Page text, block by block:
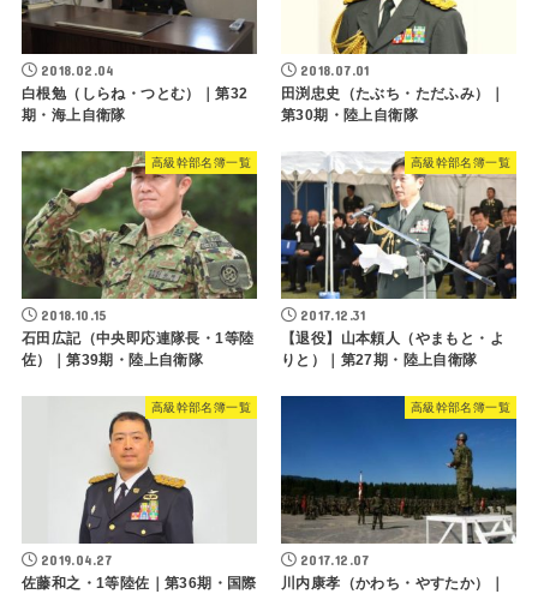
2018.02.04
白根勉（しらね・つとむ）｜第32
期・海上自衛隊
2018.07.01
田渕忠史（たぶち・ただふみ）｜
第30期・陸上自衛隊
高級幹部名簿一覧
2018.10.15
石田広記（中央即応連隊長・1等陸
佐）｜第39期・陸上自衛隊
高級幹部名簿一覧
2017.12.31
【退役】山本頼人（やまもと・よ
りと）｜第27期・陸上自衛隊
高級幹部名簿一覧
2019.04.27
佐藤和之・1等陸佐｜第36期・国際
高級幹部名簿一覧
2017.12.07
川内康孝（かわち・やすたか）｜